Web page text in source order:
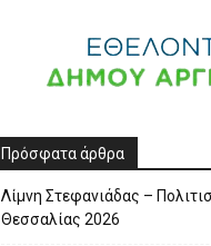
Πρόσφατα άρθρα
Λίμνη Στεφανιάδας –
Θεσσαλίας 2026